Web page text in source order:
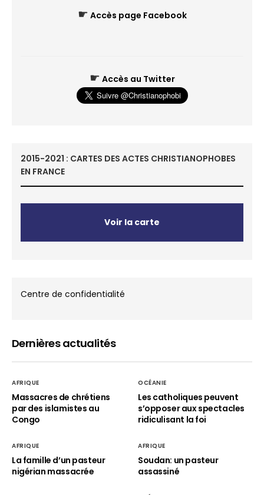
☛ Accès page Facebook
☛ Accès au Twitter
2015-2021 : CARTES DES ACTES CHRISTIANOPHOBES
EN FRANCE
Voir la carte
Centre de confidentialité
Dernières actualités
AFRIQUE
Massacres de chrétiens
par des islamistes au
Congo
OCÉANIE
Les catholiques peuvent
s’opposer aux spectacles
ridiculisant la foi
AFRIQUE
La famille d’un pasteur
nigérian massacrée
AFRIQUE
Soudan: un pasteur
assassiné